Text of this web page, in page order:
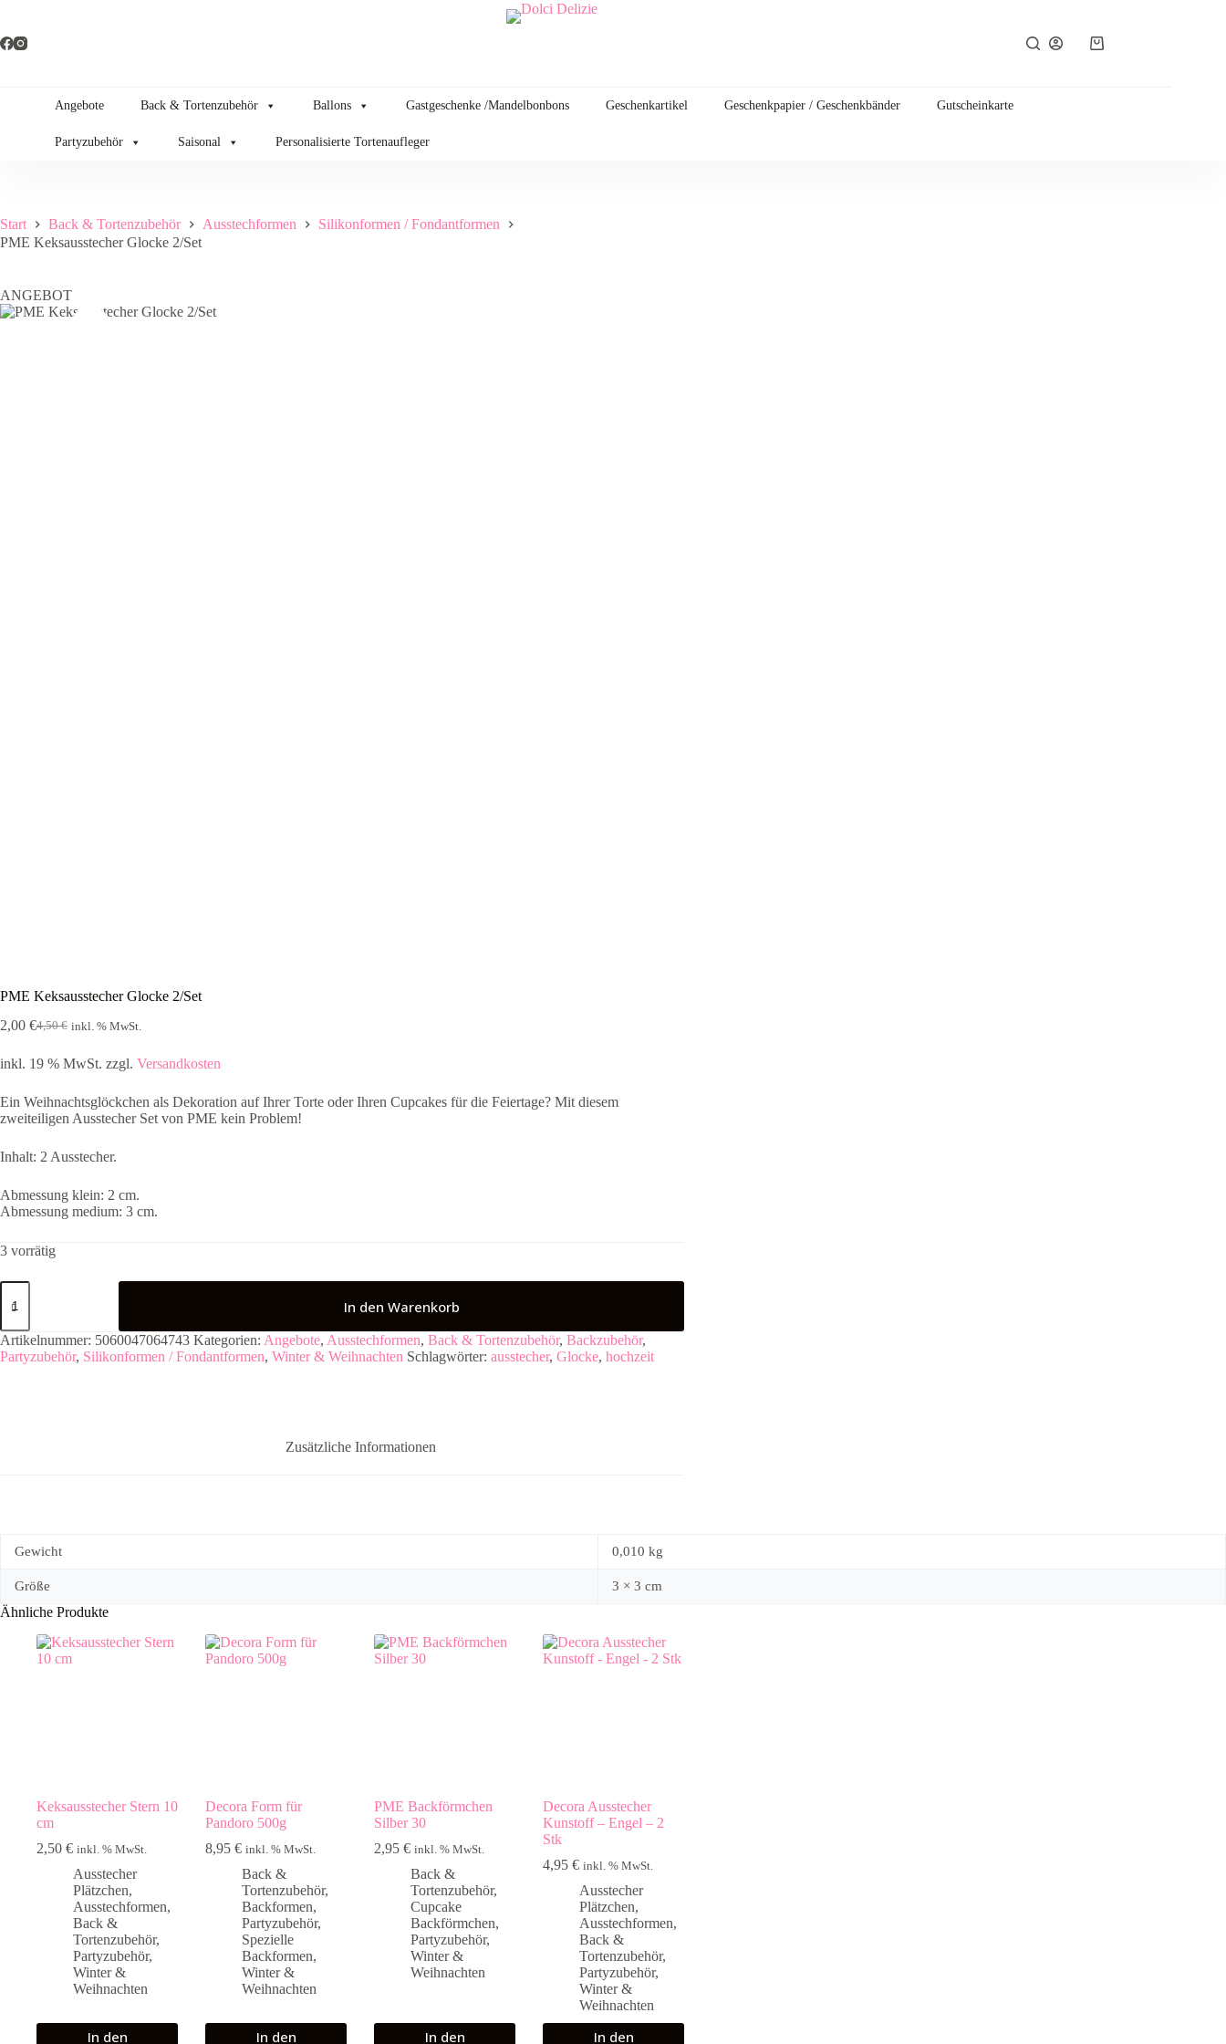
springen
Warenkorb
Angebote Back & Tortenzubehör Ballons Gastgeschenke /Mandelbonbons Geschenkartikel Geschenkpapier / Geschenkbänder Gutscheinkarte
Partyzubehör Saisonal Personalisierte Tortenaufleger
Start Back & Tortenzubehör Ausstechformen
Silikonformen / Fondantformen
PME Keksausstecher Glocke 2/Set
ANGEBOT
PME Keksausstecher Glocke 2/Set
4,50€
Ursprünglicher
war:
2,00 €Aktueller
ist:
inkl. % MwSt.
inkl. 19 % MwSt. zzgl. Versandkosten
Ein Weihnachtsglöckchen als Dekoration auf Ihrer Torte oder Ihren Cupcakes für die Feiertage? Mit diesem
zweiteiligen Ausstecher Set von PME kein Problem!
Inhalt: 2 Ausstecher.
Abmessung klein: 2 cm.
Abmessung medium: 3 cm.
3 vorrätig
PME
Keksausstecher
2/Set
Menge
In den Warenkorb
Artikelnummer: 5060047064743 Kategorien: Angebote, Ausstechformen, Back & Tortenzubehör, Backzubehör,
Partyzubehör, Silikonformen / Fondantformen, Winter & Weihnachten Schlagwörter: ausstecher, Glocke, hochzeit
Zusätzliche Informationen
Gewicht 0,010 kg
Größe 3 × 3 cm
Ähnliche Produkte
Keksausstecher Stern 10
cm
2,50 € inkl. % MwSt.
Ausstecher
Plätzchen,
Ausstechformen,
Back &
Tortenzubehör,
Partyzubehör,
Winter &
Weihnachten
In den
Decora Form für
Pandoro 500g
8,95 € inkl. % MwSt.
Back &
Tortenzubehör,
Backformen,
Partyzubehör,
Spezielle
Backformen,
Winter &
Weihnachten
In den
PME Backförmchen
Silber 30
2,95 € inkl. % MwSt.
Back &
Tortenzubehör,
Cupcake
Backförmchen,
Partyzubehör,
Winter &
Weihnachten
In den
Decora Ausstecher
Kunstoff – Engel – 2
Stk
4,95 € inkl. % MwSt.
Ausstecher
Plätzchen,
Ausstechformen,
Back &
Tortenzubehör,
Partyzubehör,
Winter &
Weihnachten
In den